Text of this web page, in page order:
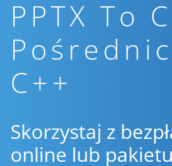
PPTX To
C++
Skorzystaj z
online lub